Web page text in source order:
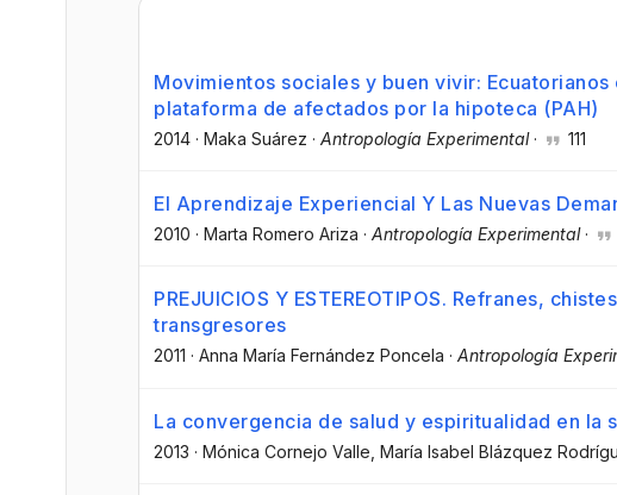
Movimientos sociales y buen vivir:
plataforma de afectados por la hipoteca (PAH)
2014 · Maka Suárez · Antropología Experimental· 111
El Aprendizaje Experiencial Y Las Nuevas
2010 · Marta Romero Ariza · Antropología Experimental·
PREJUICIOS Y ESTEREOTIPOS. Refranes,
transgresores
2011 · Anna María Fernández Poncela · Antropología
La convergencia de salud y espiritualidad en la
2013 · Mónica Cornejo Valle , María Isabel Blázquez